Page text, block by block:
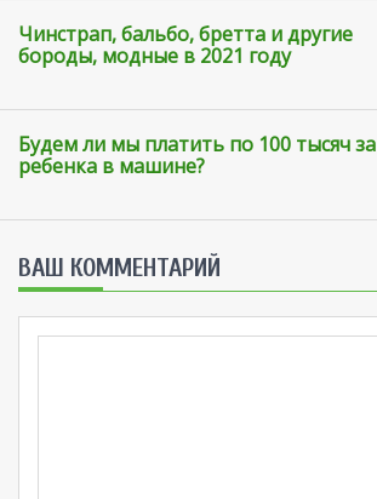
Чинстрап, бальбо, бретта и другие
бороды, модные в 2021 году
Будем ли мы платить по 100 тысяч за
ребенка в машине?
ВАШ КОММЕНТАРИЙ